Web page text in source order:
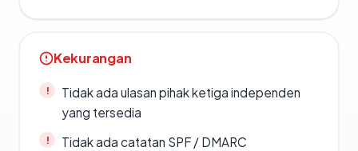
Kekurangan
Tidak ada ulasan pihak ketiga independen
yang tersedia
Tidak ada catatan SPF / DMARC